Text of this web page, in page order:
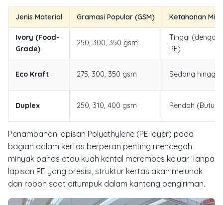
Jenis Material Gramasi Popular (GSM) Ketahanan
Ivory (Food-
Grade)
250, 300, 350 gsm
Tinggi (dengan
PE)
Eco Kraft 275, 300, 350 gsm Sedang hingga
Duplex 250, 310, 400 gsm Rendah (Butuh
Penambahan lapisan Polyethylene (PE layer) pada
bagian dalam kertas berperan penting mencegah
minyak panas atau kuah kental merembes keluar. Tanpa
lapisan PE yang presisi, struktur kertas akan melunak
dan roboh saat ditumpuk dalam kantong pengiriman.